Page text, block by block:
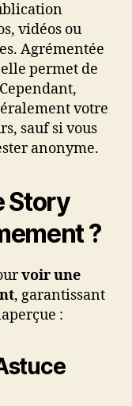
vidéos ou
Agrémentée
permet de
votre
sauf si vous
anonyme.
Story
?
voir une
, garantissant
: